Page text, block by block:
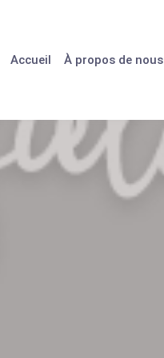
Accueil À propos de nous